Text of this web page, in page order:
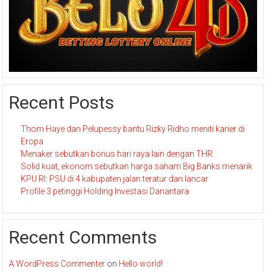
Recent Posts
Thom Haye dan Pelupessy bantu Rizky Ridho meniti karier di
Eropa
Menaker sebutkan bonus hari raya lain dengan THR
Solid kuat, ekonom sebutkan harga saham Big Banks menarik
KPU RI: PSU di 4 kabupaten jalan teratur dan lancar
Profile 3 petinggi Holding Investasi Danantara
Recent Comments
A WordPress Commenter on Hello world!